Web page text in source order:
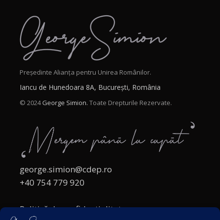
Președinte Alianța pentru Unirea Românilor.
Iancu de Hunedoara 8A, București, România
© 2024George Simion. Toate Drepturile Rezervate.
george.simion@cdep.ro
+40 754 779 920
Politică de confidențialitate